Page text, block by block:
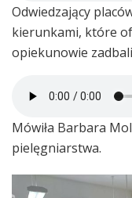
Odwiedzający
kierunkami, które
opiekunowie
Mówiła Barbara
pielęgniarstwa.